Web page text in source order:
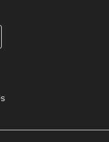
votre compte client à la